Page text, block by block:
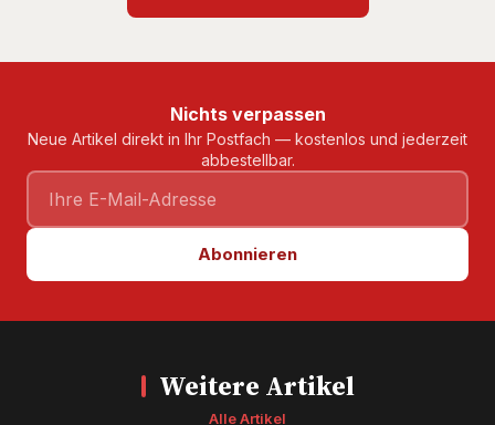
Nichts verpassen
Neue Artikel direkt in Ihr Postfach — kostenlos und jederzeit
abbestellbar.
Abonnieren
Weitere Artikel
Alle Artikel